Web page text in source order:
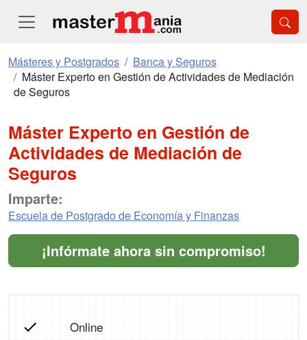
Másteres y Postgrados
Banca y Seguros
Máster Experto en Gestión de Actividades de Mediación
de Seguros
Máster Experto en Gestión de
Actividades de Mediación de
Seguros
Imparte:
Escuela de Postgrado de Economía y Finanzas
¡Infórmate ahora sin compromiso!
Online